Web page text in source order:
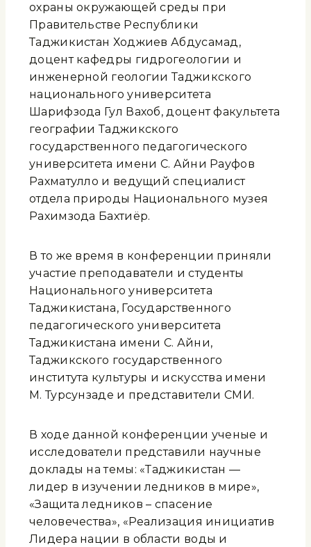
охраны окружающей среды при
Правительстве Республики
Таджикистан Ходжиев Абдусамад,
доцент кафедры гидрогеологии и
инженерной геологии Таджикского
национального университета
Шарифзода Гул Вахоб, доцент факультета
географии Таджикского
государственного педагогического
университета имени С. Айни Рауфов
Рахматулло и ведущий специалист
отдела природы Национального музея
Рахимзода Бахтиёр.
В то же время в конференции приняли
участие преподаватели и студенты
Национального университета
Таджикистана, Государственного
педагогического университета
Таджикистана имени С. Айни,
Таджикского государственного
института культуры и искусства имени
М. Турсунзаде и представители СМИ.
В ходе данной конференции ученые и
исследователи представили научные
доклады на темы: «Таджикистан —
лидер в изучении ледников в мире»,
«Защита ледников – спасение
человечества», «Реализация инициатив
Лидера нации в области воды и